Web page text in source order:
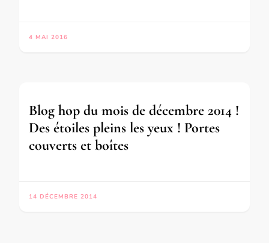
4 MAI 2016
Blog hop du mois de décembre 2014 !
Des étoiles pleins les yeux ! Portes
couverts et boîtes
14 DÉCEMBRE 2014